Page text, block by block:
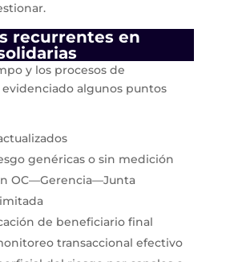
recurrentes en
y los procesos de
algunos puntos
genéricas o sin medición
OC—Gerencia—Junta
de beneficiario final
transaccional efectivo